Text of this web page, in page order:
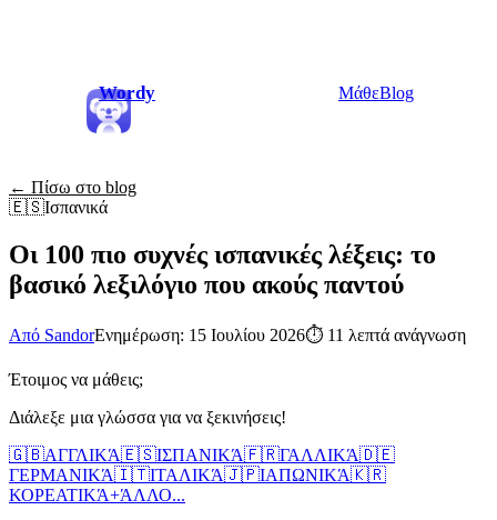
Wordy ΜάθεBlog
← Πίσω στο blog
🇪🇸Ισπανικά
Οι 100 πιο συχνές ισπανικές λέξεις: το
βασικό λεξιλόγιο που ακούς παντού
Από SandorΕνημέρωση: 15 Ιουλίου 2026⏱ 11 λεπτά ανάγνωση
Έτοιμος να μάθεις;
Διάλεξε μια γλώσσα για να ξεκινήσεις!
🇬🇧ΑΓΓΛΙΚΆ🇪🇸ΙΣΠΑΝΙΚΆ🇫🇷ΓΑΛΛΙΚΆ🇩🇪
ΓΕΡΜΑΝΙΚΆ🇮🇹ΙΤΑΛΙΚΆ🇯🇵ΙΑΠΩΝΙΚΆ🇰🇷
ΚΟΡΕΑΤΙΚΆ+ΆΛΛΟ...